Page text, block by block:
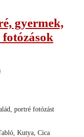
gyermek,
portré fotózást
Kutya, Cica